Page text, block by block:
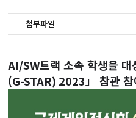
첨부파일
AI/SW트랙 소속 학생을
(G-STAR) 2023」 참관